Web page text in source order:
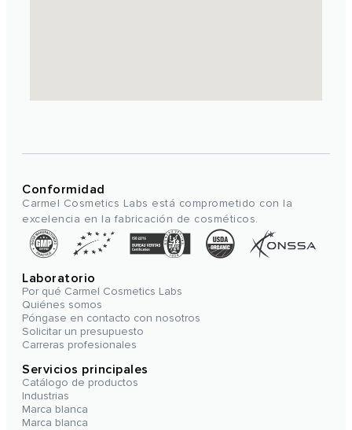
Conformidad
Carmel Cosmetics Labs está comprometido con la
excelencia en la fabricación de cosméticos.
Laboratorio
Por qué Carmel Cosmetics Labs
Quiénes somos
Póngase en contacto con nosotros
Solicitar un presupuesto
Carreras profesionales
Servicios principales
Catálogo de productos
Industrias
Marca blanca
Marca blanca